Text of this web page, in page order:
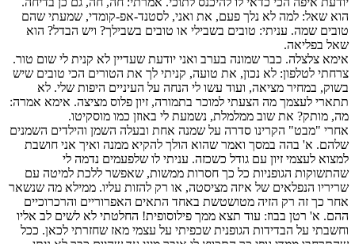
הוא שאל: למה לא נלך פעם, את ואני, לסטנד-אפ-קומדי, שמעתי שהם
טובים שמה. עניתי: טובים בשבילי או טובים בשבילך? ויש הבדל? הוא
שאל בפליאה.
אימא צלצלה. כבר שמונה בערב ואני יודעת שעדיין לא קנית לי שום טור.
צרחתי לטלפון: לא נכון, את טועה, קניתי לך את הטורים הכי טובים שיש
בשוק, במחיר מציאה, ועוד עשו לי הנחה על העיניים היפות שלי. לא
תתארי לעצמך מה הצעתי למוכר בתמורה, זיון פלוס מציצה. אימא אמרה:
מה, מותק? את שוב ממלמלת, נשמעת לי באוזן כמו מוסקיטו.
אחרי "מבט" הקרינו סדרה על שמנה אחת ובעלה השמן והילדים השמנים
שלהם. א' בהה במסך ואמר שהוא הולך להקיא ממנה ואיך אני חושבת
למצוא לעצמי זיון עם גודל כשכזה. עניתי לו שלפעמים נדמה לי
שהתשוקות הגופניות כל כך חסרות ממשות, שאפשר ללכת למיטה עם
שריריו הנפלאים של איזה מציסטה, או רק להזות עליו. ממילא מה שנשאר
אחר כך זה רק הזיה מטושטשת באחד התאים האפרוריים והרכרוכיים
ההם. א' רטן בבוז: עוד תצא ממך פילוסופית! החלטתי לא לשים לב אליו
וחשבתי על הבדידות הגופנית שכפיתי על עצמי מאז שחזרתי לכאן. ככל